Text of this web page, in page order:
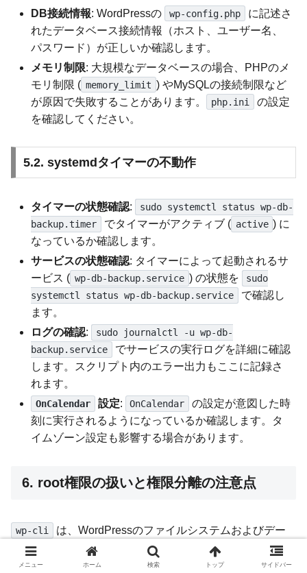
DB接続情報: WordPressの wp-config.php
に記述さ
れたデータベース接続情報（ホスト、ユーザー名、
パスワード）が正しいか確認します。
メモリ制限: 大規模なデータベースの場合、PHPのメ
モリ制限 ( memory_limit ) やMySQLの接続制限など
が原因で失敗することがあります。
php.ini
の設定
を確認してください。
5.2. systemdタイマーの不動作
タイマーの状態確認:
sudo systemctl status wp-db-
backup.timer
でタイマーがアクティブ ( active ) に
なっているか確認します。
サービスの状態確認: タイマーによって起動されるサ
ービス ( wp-db-backup.service ) の状態を
sudo
systemctl status wp-db-backup.service
で確認し
ます。
ログの確認:
sudo journalctl -u wp-db-
backup.service
でサービスの実行ログを詳細に確認
します。スクリプト内のエラー出力もここに記録さ
れます。
OnCalendar 設定: OnCalendar
の設定が意図した時
刻に実行されるようになっているか確認します。タ
イムゾーン設定も影響する場合があります。
6. root権限の扱いと権限分離の注意点
wp-cli
は、WordPressのファイルシステムおよびデー
タベースに直接アクセスするため、その実行には適切な権
限が必要です。
メニュー ホーム 検索 トップ サイドバー